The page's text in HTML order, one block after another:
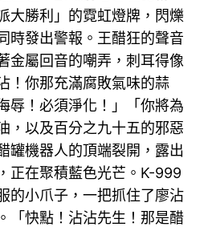
大勝利」的霓虹燈牌，閃爍
時發出警報。王醋狂的聲音
金屬回音的嘲弄，刺耳得像
！你那充滿腐敗氣味的蒜
辱！必須淨化！」「你將為
，以及百分之九十五的邪惡
罐機器人的頂端裂開，露出
正在聚積藍色光芒。K-999
的小爪子，一把抓住了廖沾
「快點！沾沾先生！那是醋